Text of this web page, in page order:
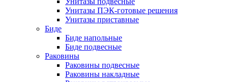
Унитазы ПЭК-готовые решения
Унитазы приставные
Биде
Биде напольные
Биде подвесные
Раковины
Раковины подвесные
Раковины накладные